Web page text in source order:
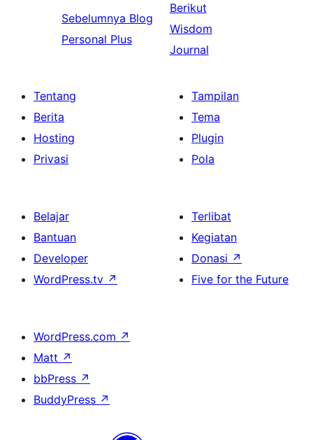
Sebelumnya Blog
Personal Plus
Berikut
Wisdom
Journal
Tentang
Berita
Hosting
Privasi
Tampilan
Tema
Plugin
Pola
Belajar
Bantuan
Developer
WordPress.tv ↗
Terlibat
Kegiatan
Donasi ↗
Five for the Future
WordPress.com ↗
Matt ↗
bbPress ↗
BuddyPress ↗